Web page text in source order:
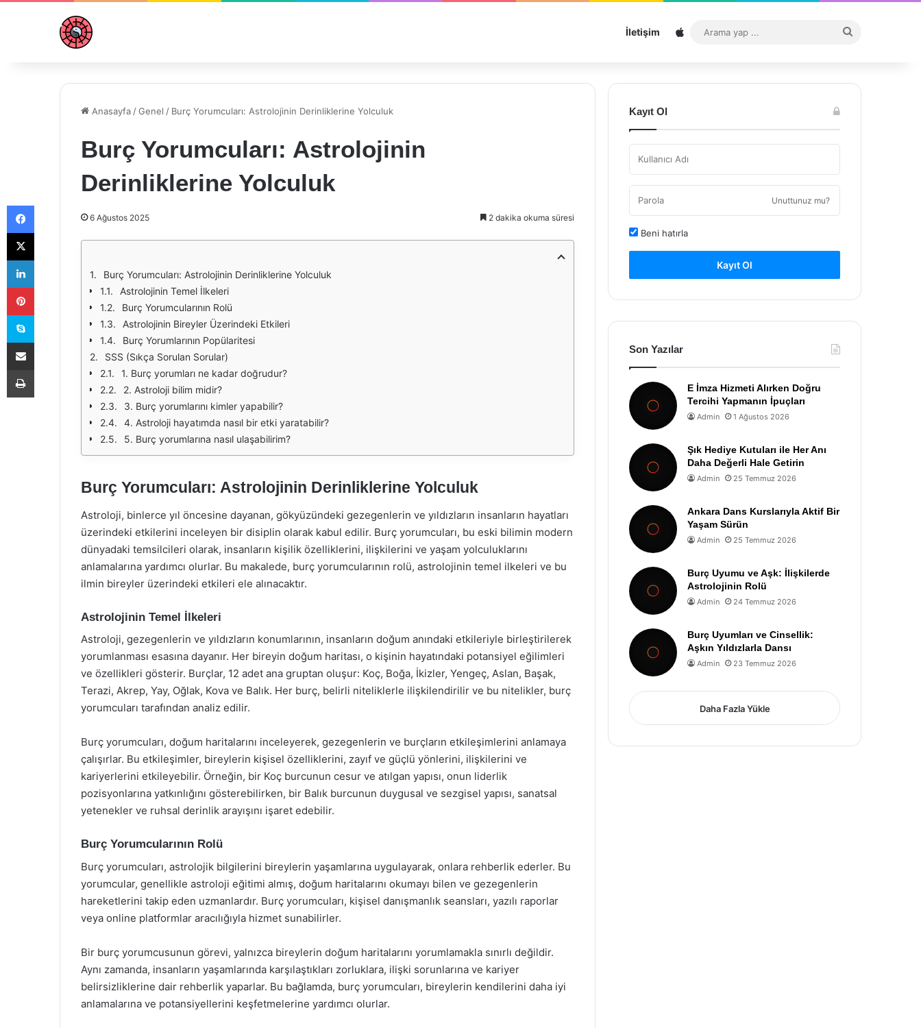
İletişim Sitemap
...
Anasayfa /Genel / Burç Yorumcuları: Astrolojinin Derinliklerine Yolculuk
Burç Yorumcuları: Astrolojinin
Derinliklerine Yolculuk
6 Ağustos 2025 2 dakika okuma süresi
Burç Yorumcuları: Astrolojinin Derinliklerine Yolculuk
Astrolojinin Temel İlkeleri
Burç Yorumcularının Rolü
Astrolojinin Bireyler Üzerindeki Etkileri
Burç Yorumlarının Popülaritesi
SSS (Sıkça Sorulan Sorular)
1. Burç yorumları ne kadar doğrudur?
2. Astroloji bilim midir?
3. Burç yorumlarını kimler yapabilir?
4. Astroloji hayatımda nasıl bir etki yaratabilir?
5. Burç yorumlarına nasıl ulaşabilirim?
Burç Yorumcuları: Astrolojinin Derinliklerine Yolculuk
Astroloji, binlerce yıl öncesine dayanan, gökyüzündeki gezegenlerin ve yıldızların insanların hayatları
üzerindeki etkilerini inceleyen bir disiplin olarak kabul edilir. Burç yorumcuları, bu eski bilimin modern
dünyadaki temsilcileri olarak, insanların kişilik özelliklerini, ilişkilerini ve yaşam yolculuklarını
anlamalarına yardımcı olurlar. Bu makalede, burç yorumcularının rolü, astrolojinin temel ilkeleri ve bu
ilmin bireyler üzerindeki etkileri ele alınacaktır.
Astrolojinin Temel İlkeleri
Astroloji, gezegenlerin ve yıldızların konumlarının, insanların doğum anındaki etkileriyle birleştirilerek
yorumlanması esasına dayanır. Her bireyin doğum haritası, o kişinin hayatındaki potansiyel eğilimleri
ve özellikleri gösterir. Burçlar, 12 adet ana gruptan oluşur: Koç, Boğa, İkizler, Yengeç, Aslan, Başak,
Terazi, Akrep, Yay, Oğlak, Kova ve Balık. Her burç, belirli niteliklerle ilişkilendirilir ve bu nitelikler, burç
yorumcuları tarafından analiz edilir.
Burç yorumcuları, doğum haritalarını inceleyerek, gezegenlerin ve burçların etkileşimlerini anlamaya
çalışırlar. Bu etkileşimler, bireylerin kişisel özelliklerini, zayıf ve güçlü yönlerini, ilişkilerini ve
kariyerlerini etkileyebilir. Örneğin, bir Koç burcunun cesur ve atılgan yapısı, onun liderlik
pozisyonlarına yatkınlığını gösterebilirken, bir Balık burcunun duygusal ve sezgisel yapısı, sanatsal
yetenekler ve ruhsal derinlik arayışını işaret edebilir.
Burç Yorumcularının Rolü
Burç yorumcuları, astrolojik bilgilerini bireylerin yaşamlarına uygulayarak, onlara rehberlik ederler. Bu
yorumcular, genellikle astroloji eğitimi almış, doğum haritalarını okumayı bilen ve gezegenlerin
hareketlerini takip eden uzmanlardır. Burç yorumcuları, kişisel danışmanlık seansları, yazılı raporlar
veya online platformlar aracılığıyla hizmet sunabilirler.
Bir burç yorumcusunun görevi, yalnızca bireylerin doğum haritalarını yorumlamakla sınırlı değildir.
Aynı zamanda, insanların yaşamlarında karşılaştıkları zorluklara, ilişki sorunlarına ve kariyer
belirsizliklerine dair rehberlik yaparlar. Bu bağlamda, burç yorumcuları, bireylerin kendilerini daha iyi
anlamalarına ve potansiyellerini keşfetmelerine yardımcı olurlar.
Kayıt Ol
Unuttunuz mu?
Beni hatırla
Kayıt Ol
Son Yazılar
E İmza Hizmeti Alırken Doğru
Tercihi Yapmanın İpuçları
Admin 1 Ağustos 2026
Şık Hediye Kutuları ile Her Anı
Daha Değerli Hale Getirin
Admin 25 Temmuz 2026
Ankara Dans Kurslarıyla Aktif Bir
Yaşam Sürün
Admin 25 Temmuz 2026
Burç Uyumu ve Aşk: İlişkilerde
Astrolojinin Rolü
Admin 24 Temmuz 2026
Burç Uyumları ve Cinsellik:
Aşkın Yıldızlarla Dansı
Admin 23 Temmuz 2026
Daha Fazla Yükle
Facebook
X
LinkedIn
Pinterest
Skype
E-Posta ile paylaş